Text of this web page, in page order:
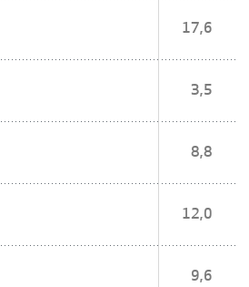
17,6
3,5
8,8
12,0
9,6